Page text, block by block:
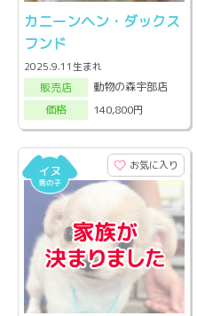
カニーンヘン・ダックス
フンド
2025.9.11生まれ
販売店
動物の森宇部店
価格
140,800円
お気に入り